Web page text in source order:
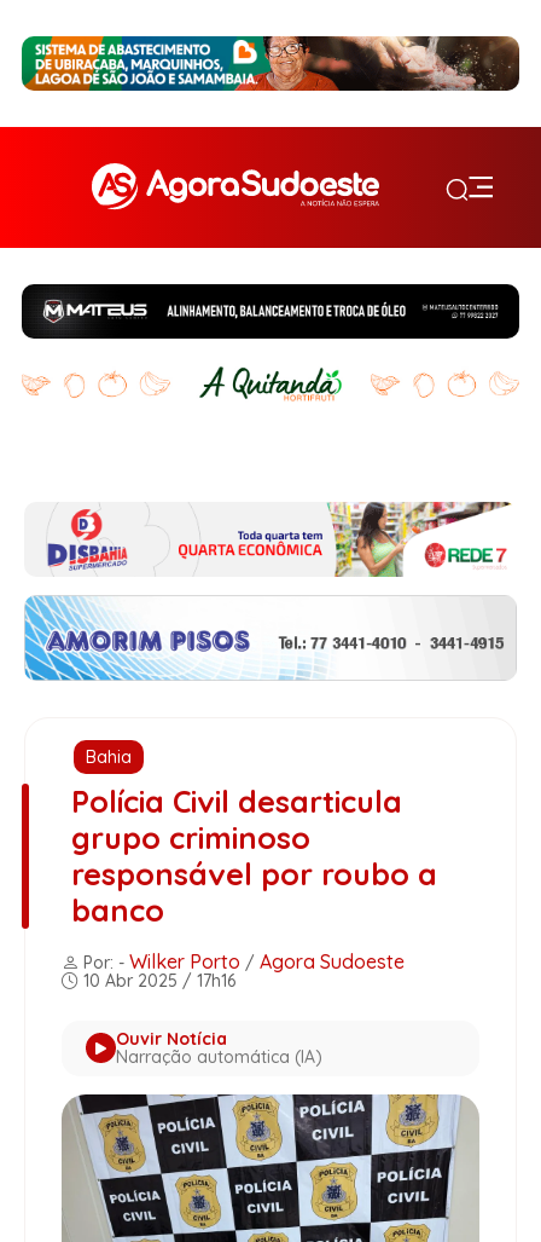
Bahia
Polícia Civil desarticula
grupo criminoso
responsável por roubo a
banco
Por: - Wilker Porto / Agora Sudoeste
10 Abr 2025 / 17h16
Ouvir Notícia
Narração automática (IA)